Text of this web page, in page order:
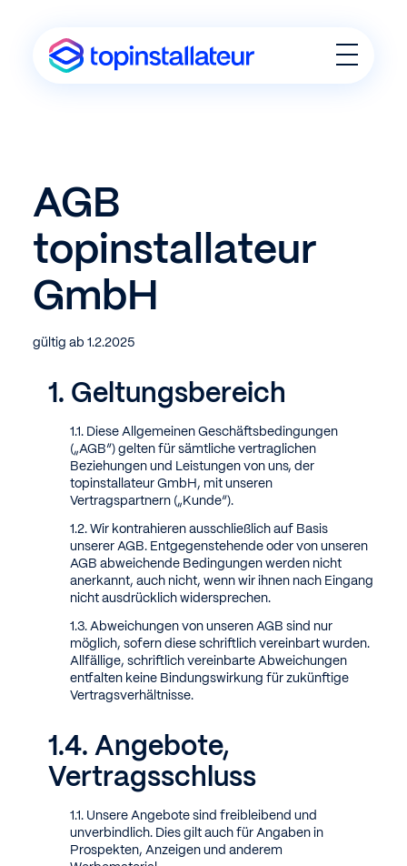
T
AGB
topinstallateur
GmbH
gültig ab 1.2.2025
Geltungsbereich
Diese Allgemeinen Geschäftsbedingungen
(„AGB“) gelten für sämtliche vertraglichen
Beziehungen und Leistungen von uns, der
topinstallateur GmbH, mit unseren
Vertragspartnern („Kunde“).
Wir kontrahieren ausschließlich auf Basis
unserer AGB. Entgegenstehende oder von unseren
AGB abweichende Bedingungen werden nicht
anerkannt, auch nicht, wenn wir ihnen nach Eingang
nicht ausdrücklich widersprechen.
Abweichungen von unseren AGB sind nur
möglich, sofern diese schriftlich vereinbart wurden.
Allfällige, schriftlich vereinbarte Abweichungen
entfalten keine Bindungswirkung für zukünftige
Vertragsverhältnisse.
Angebote,
Vertragsschluss
Unsere Angebote sind freibleibend und
unverbindlich. Dies gilt auch für Angaben in
Prospekten, Anzeigen und anderem